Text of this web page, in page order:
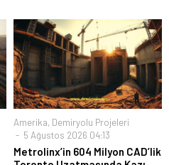
Amerika, Demiryolu Projeleri
5 Ağustos 2026 04:13
Metrolinx’in 604 Milyon CAD’lik